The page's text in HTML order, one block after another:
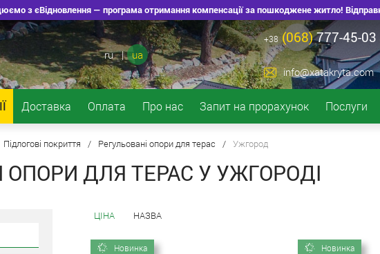
з єВідновлення — програма отримання компенсації за пошкоджене житло! Відправка
ru | ua
+38 (068)777-45-03
info@xatakryta.com
Доставка Оплата Про нас Запит на прорахунок Послуги
Підлогові покриття / Регульовані опори для терас / Ужгород
ОПОРИ ДЛЯ ТЕРАС У УЖГОРОДІ
ЦІНА НАЗВА
Новинка Новинка